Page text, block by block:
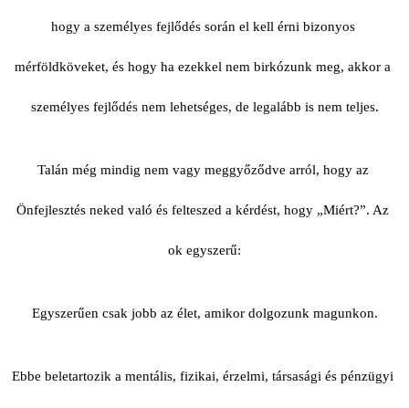
hogy a személyes fejlődés során el kell érni bizonyos
mérföldköveket, és hogy ha ezekkel nem birkózunk meg, akkor a
személyes fejlődés nem lehetséges, de legalább is nem teljes.
Talán még mindig nem vagy meggyőződve arról, hogy az
Önfejlesztés neked való és felteszed a kérdést, hogy „Miért?”. Az
ok egyszerű:
Egyszerűen csak jobb az élet, amikor dolgozunk magunkon.
Ebbe beletartozik a mentális, fizikai, érzelmi, társasági és pénzügyi